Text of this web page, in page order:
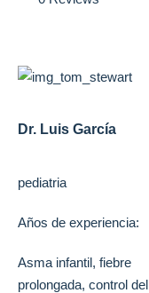
Dr. Luis García
pediatria
Años de experiencia:
Asma infantil, fiebre
prolongada, control del